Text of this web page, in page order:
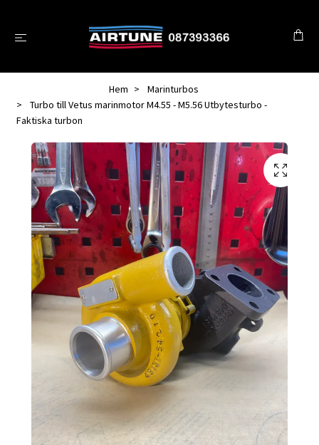
Hem
Marinturbos
Turbo till Vetus marinmotor M4.55 - M5.56 Utbytesturbo -
Faktiska turbon